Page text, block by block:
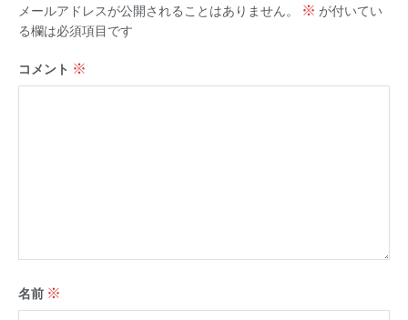
メールアドレスが公開されることはありません。 ※ が付いてい
る欄は必須項目です
コメント ※
名前 ※